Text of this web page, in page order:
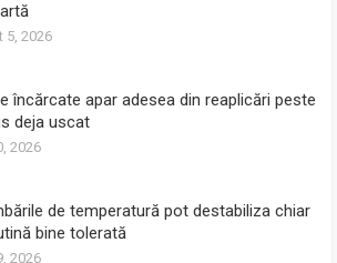
5, 2026
încărcate apar adesea din reaplicări peste
deja uscat
2026
de temperatură pot destabiliza chiar
bine tolerată
2026